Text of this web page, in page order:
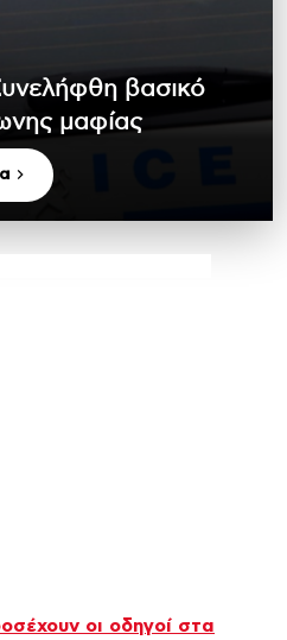
βασικό
μαφίας
οι οδηγοί στα